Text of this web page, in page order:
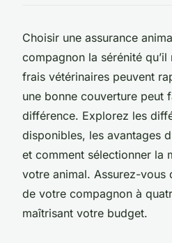
Choisir une assurance
compagnon la sérénité
frais vétérinaires peuvent
une bonne couverture peut
différence. Explorez les
disponibles, les avantages
et comment sélectionner la
votre animal. Assurez-vous
de votre compagnon à
maîtrisant votre budget.